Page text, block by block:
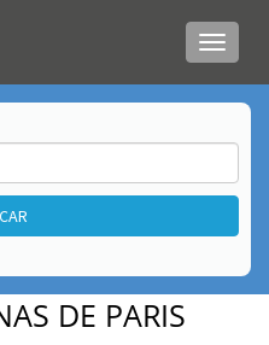
Menú
de
DE PARIS